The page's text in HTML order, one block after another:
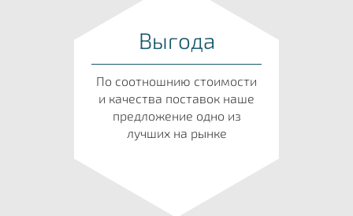
Выгода
По соотношнию стоимости
и качества поставок наше
предложение одно из
лучших на рынке